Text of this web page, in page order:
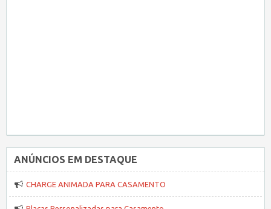
ANÚNCIOS EM DESTAQUE
CHARGE ANIMADA PARA CASAMENTO